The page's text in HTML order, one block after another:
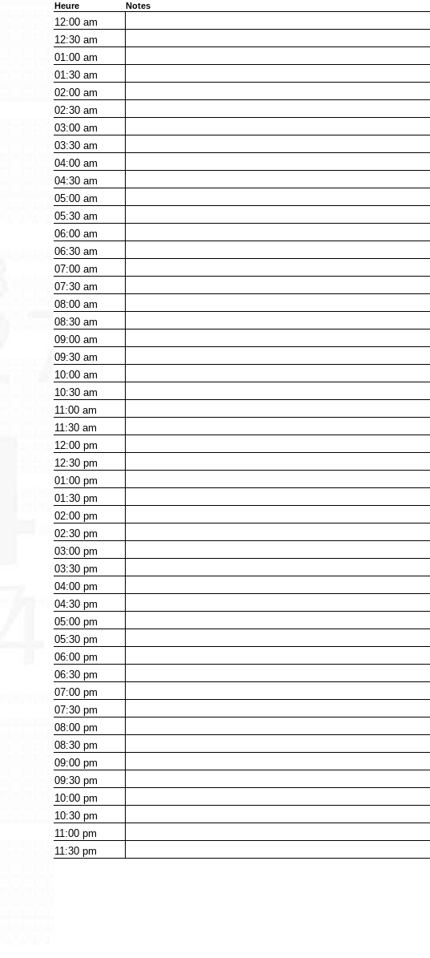
Heure Notes
12:00am
12:30am
01:00am
01:30am
02:00am
02:30am
03:00am
03:30am
04:00am
04:30am
05:00am
05:30am
06:00am
06:30am
07:00am
07:30am
08:00am
08:30am
09:00am
09:30am
10:00am
10:30am
11:00am
11:30am
12:00pm
12:30pm
01:00pm
01:30pm
02:00pm
02:30pm
03:00pm
03:30pm
04:00pm
04:30pm
05:00pm
05:30pm
06:00pm
06:30pm
07:00pm
07:30pm
08:00pm
08:30pm
09:00pm
09:30pm
10:00pm
10:30pm
11:00pm
11:30pm